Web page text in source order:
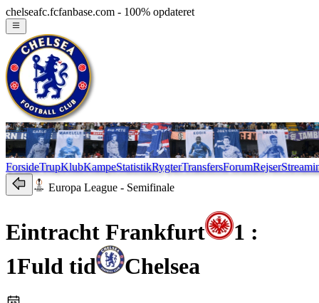
chelseafc.fcfanbase.com - 100% opdateret
ForsideTrupKlubKampeStatistikRygterTransfersForumRejser
Europa League - Semifinale
Eintracht Frankfurt
1 :
1Fuld tid Chelsea